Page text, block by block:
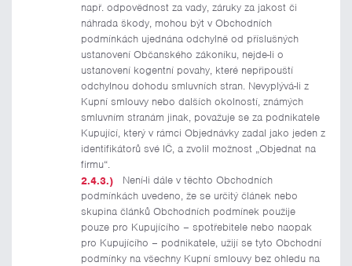
např. odpovědnost za vady, záruky za jakost či
náhrada škody, mohou být v Obchodních
podmínkách ujednána odchylně od příslušných
ustanovení Občanského zákoníku, nejde-li o
ustanovení kogentní povahy, které nepřipouští
odchylnou dohodu smluvních stran. Nevyplývá-li z
Kupní smlouvy nebo dalších okolností, známých
smluvním stranám jinak, považuje se za podnikatele
Kupující, který v rámci Objednávky zadal jako jeden z
identifikátorů své IČ, a zvolil možnost „Objednat na
firmu“.
Není-li dále v těchto Obchodních
podmínkách uvedeno, že se určitý článek nebo
skupina článků Obchodních podmínek použije
pouze pro Kupujícího – spotřebitele nebo naopak
pro Kupujícího – podnikatele, užijí se tyto Obchodní
podmínky na všechny Kupní smlouvy bez ohledu na